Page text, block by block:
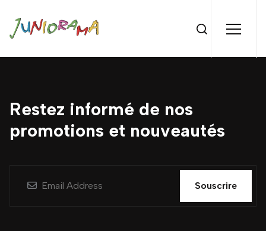
Restez informé de nos
promotions et nouveautés
Souscrire